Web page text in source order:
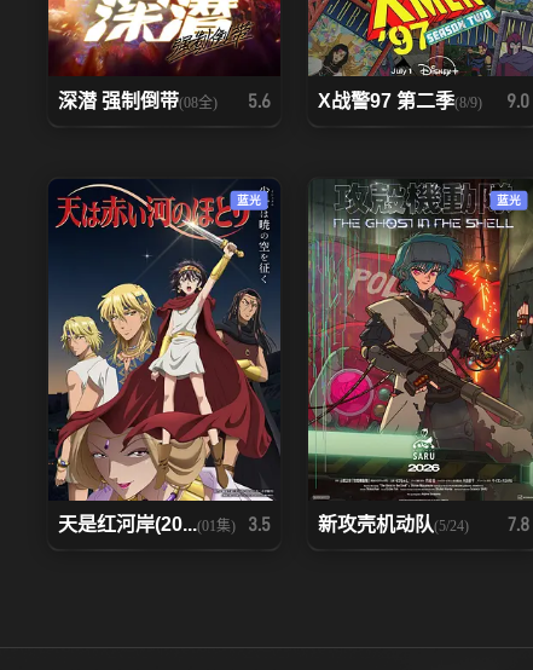
深潜 强制倒带(08全) 5.6 X战警97 第二季(8/9) 9.0
蓝光
天是红河岸(20...(01集) 3.5
蓝光
新攻壳机动队(5/24) 7.8